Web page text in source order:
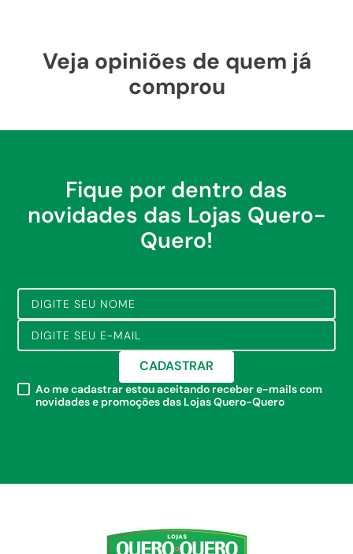
Veja opiniões de quem já
comprou
Fique por dentro das
novidades das Lojas Quero-
Quero!
CADASTRAR
Ao me cadastrar estou aceitando receber e-mails com
novidades e promoções das Lojas Quero-Quero